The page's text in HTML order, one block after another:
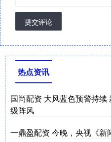
提交评论
热点资讯
国尚配资 大风蓝色预警持
级阵风
一鼎盈配资 今晚，央视《新